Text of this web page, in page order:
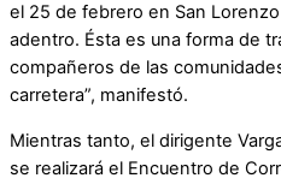
el 25 de febrero en San
adentro. Ésta es una forma de
compañeros de las
carretera”, manifestó.
Mientras tanto, el dirigente
se realizará el Encuentro de